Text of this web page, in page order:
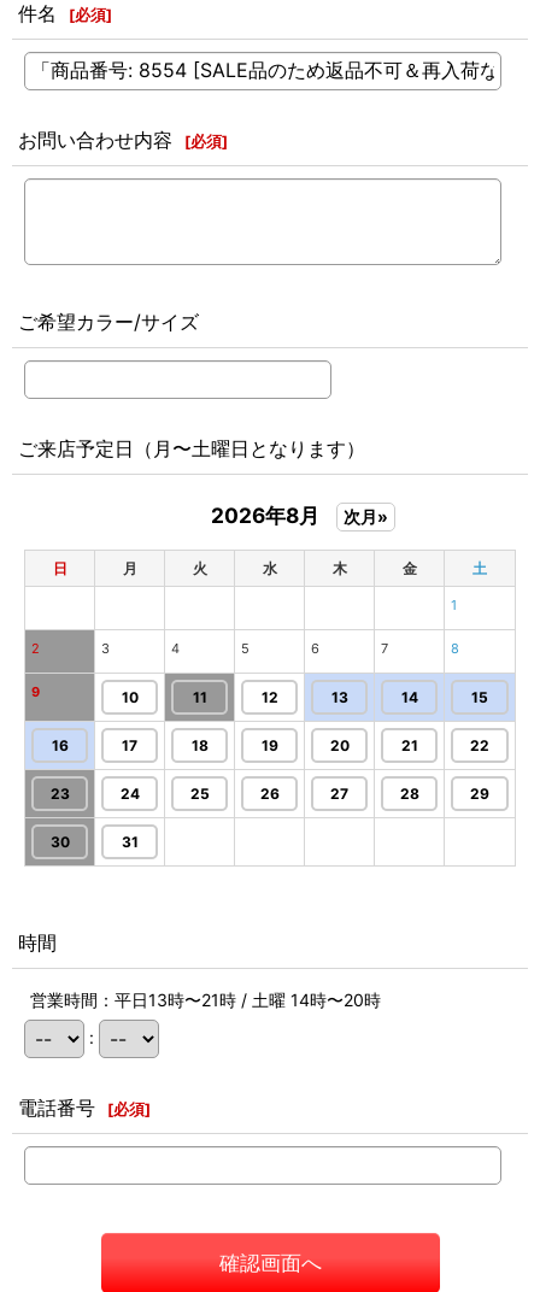
件名 [必須]
お問い合わせ内容 [必須]
ご希望カラー/サイズ
ご来店予定日（月〜土曜日となります）
2026年8月 次月»
日 月 火 水 木 金 土
1
2 3 4 5 6 7 8
9 10 11 12 13 14 15
16 17 18 19 20 21 22
23 24 25 26 27 28 29
30 31
時間
営業時間：平日13時〜21時 / 土曜 14時〜20時
:
電話番号 [必須]
確認画面へ